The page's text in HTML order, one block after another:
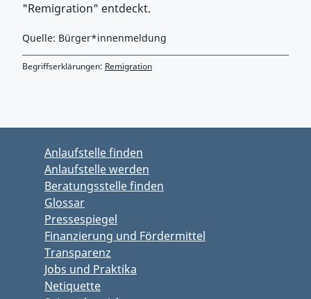
"Remigration" entdeckt.
Quelle: Bürger*innenmeldung
Begriffserklärungen: Remigration
Anlaufstelle finden
Anlaufstelle werden
Beratungsstelle finden
Glossar
Pressespiegel
Finanzierung und Fördermittel
Transparenz
Jobs und Praktika
Netiquette